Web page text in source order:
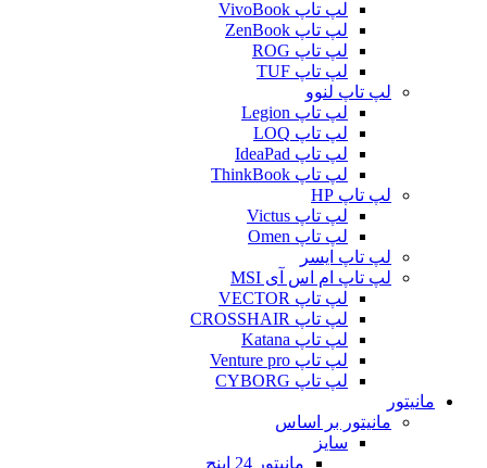
لپ تاپ VivoBook
لپ تاپ ZenBook
لپ تاپ ROG
لپ تاپ TUF
لپ تاپ لنوو
لپ تاپ Legion
لپ تاپ LOQ
لپ تاپ IdeaPad
لپ تاپ ThinkBook
لپ تاپ HP
لپ تاپ Victus
لپ تاپ Omen
لپ تاپ ایسر
لپ تاپ ام اس آی MSI
لپ تاپ VECTOR
لپ تاپ CROSSHAIR
لپ تاپ Katana
لپ تاپ Venture pro
لپ تاپ CYBORG
مانیتور
مانیتور بر اساس
سایز
مانیتور 24 اینچ